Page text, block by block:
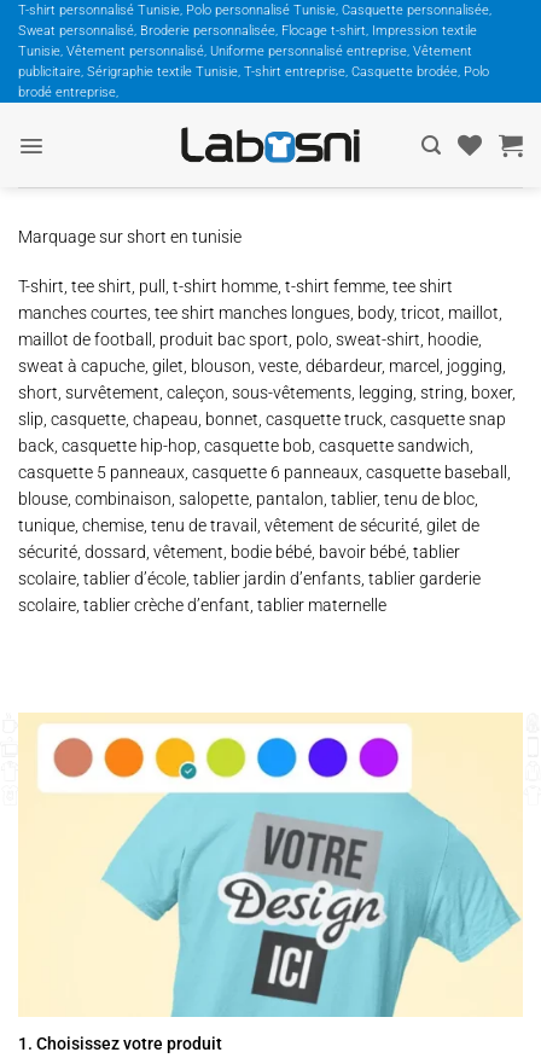
Passer
contenu
T-shirt personnalisé Tunisie, Polo personnalisé Tunisie, Casquette personnalisée,
Sweat personnalisé, Broderie personnalisée, Flocage t-shirt, Impression textile
Tunisie, Vêtement personnalisé, Uniforme personnalisé entreprise, Vêtement
publicitaire, Sérigraphie textile Tunisie, T-shirt entreprise, Casquette brodée, Polo
brodé entreprise,
Marquage sur short en tunisie
T-shirt, tee shirt, pull, t-shirt homme, t-shirt femme, tee shirt
manches courtes, tee shirt manches longues, body, tricot, maillot,
maillot de football, produit bac sport, polo, sweat-shirt, hoodie,
sweat à capuche, gilet, blouson, veste, débardeur, marcel, jogging,
short, survêtement, caleçon, sous-vêtements, legging, string, boxer,
slip, casquette, chapeau, bonnet, casquette truck, casquette snap
back, casquette hip-hop, casquette bob, casquette sandwich,
casquette 5 panneaux, casquette 6 panneaux, casquette baseball,
blouse, combinaison, salopette, pantalon, tablier, tenu de bloc,
tunique, chemise, tenu de travail, vêtement de sécurité, gilet de
sécurité, dossard, vêtement, bodie bébé, bavoir bébé, tablier
scolaire, tablier d’école, tablier jardin d’enfants, tablier garderie
scolaire, tablier crèche d’enfant, tablier maternelle
1. Choisissez votre produit